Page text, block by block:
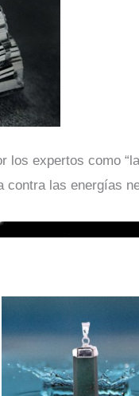
los expertos como
contra las energías